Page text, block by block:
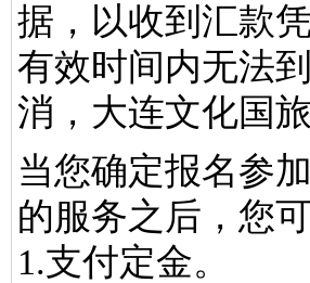
据，以收到汇款
有效时间内无法
消，大连文化国
当您确定报名参
的服务之后，您
1.支付定金。